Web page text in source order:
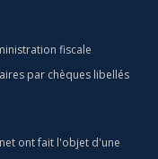
fiscale
par chèques libellés
ont fait l'objet d'une